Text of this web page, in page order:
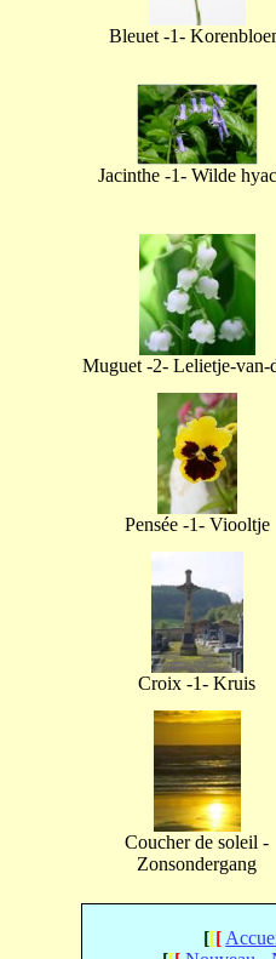
Bleuet -1-
Jacinthe -1- Wilde
Muguet -2- Lelietje-van-
Pensée -1- Viooltje
Croix -1- Kruis
Coucher de soleil -
Zonsondergang
[[[